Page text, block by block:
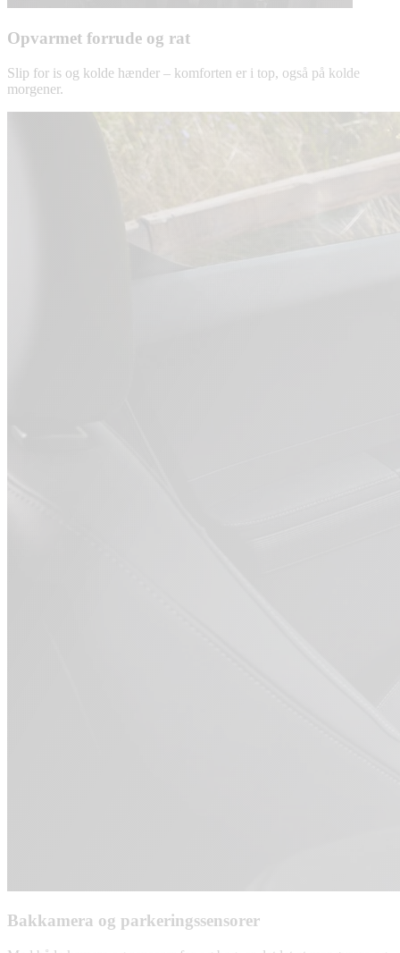
Opvarmet forrude og rat
Slip for is og kolde hænder – komforten er i top, også på kolde
morgener.
Bakkamera og parkeringssensorer